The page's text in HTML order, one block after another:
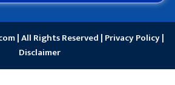
| All Rights Reserved | Privacy Policy|
Disclaimer